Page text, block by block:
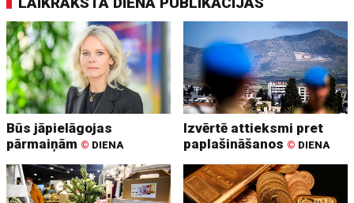
Būs jāpielāgojas
pārmaiņām © DIENA
Izvērtē attieksmi pret
paplašināšanos © DIENA